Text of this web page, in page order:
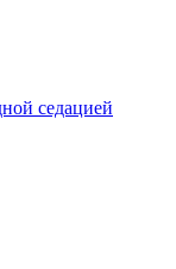
седацией